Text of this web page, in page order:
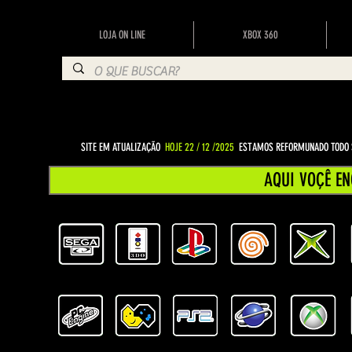
LOJA ON LINE XBOX 360
AQUI VOÇÊ
SITE EM ATUALIZAÇÃO HOJE 22 / 12 /2025 ESTAMOS REFORMUNADO